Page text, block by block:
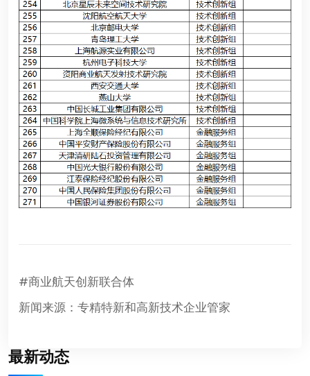
#商业航天创新联合体
新闻来源：专精特新和高新技术企业管家
最新动态